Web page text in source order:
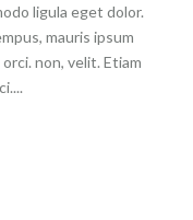
ligula eget dolor.
mauris ipsum
non, velit. Etiam